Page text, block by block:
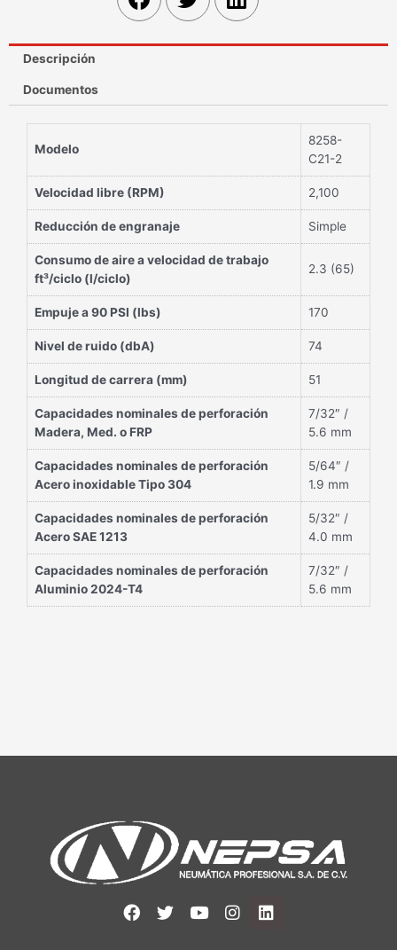
Descripción
Documentos
Modelo
8258-
C21-2
Velocidad libre (RPM) 2,100
Reducción de engranaje Simple
Consumo de aire a velocidad de trabajo
ft³/ciclo (l/ciclo)
2.3 (65)
Empuje a 90 PSI (lbs) 170
Nivel de ruido (dbA) 74
Longitud de carrera (mm) 51
Capacidades nominales de perforación
Madera, Med. o FRP
7/32″ /
5.6 mm
Capacidades nominales de perforación
Acero inoxidable Tipo 304
5/64″ /
1.9 mm
Capacidades nominales de perforación
Acero SAE 1213
5/32″ /
4.0 mm
Capacidades nominales de perforación
Aluminio 2024-T4
7/32″ /
5.6 mm